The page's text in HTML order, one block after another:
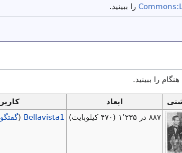
را ببینید.
را ببینید.
ابعاد کاربر
۸۸۷ در ۱٬۲۳۵ (۴۷۰ کیلوبایت) Bellavista1
(گفتگو